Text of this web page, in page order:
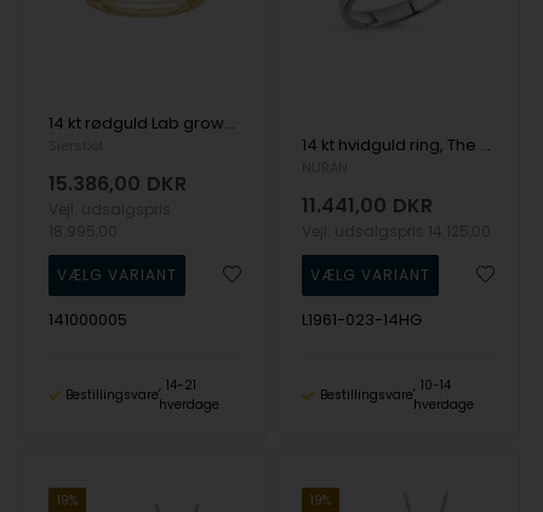
14 kt rødguld Lab grown diamantring med i alt 1,00 ct, fra Siersbøl
15.386,00 DKR
141000005
Bestillingsvare
14-21
hverdage
14 kt hvidguld ring, The One serien fra Nuran med ialt 0,23 ct Diamant
11.441,00 DKR
L1961-023-14HG
Bestillingsvare
10-14
hverdage
19% 19%